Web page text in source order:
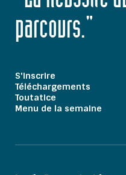
parcours."
S'inscrire
Téléchargements
Toutatice
Menu de la semaine